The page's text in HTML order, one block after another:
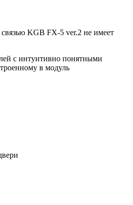
KGB FX-5 ver.2 не имеет
с интуитивно понятными
в модуль